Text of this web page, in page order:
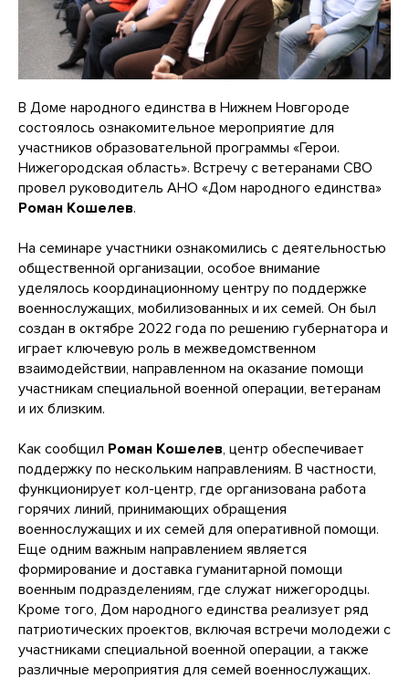
В Доме народного единства в Нижнем Новгороде
состоялось ознакомительное мероприятие для
участников образовательной программы «Герои.
Нижегородская область». Встречу с ветеранами СВО
провел руководитель АНО «Дом народного единства»
Роман Кошелев.
На семинаре участники ознакомились с деятельностью
общественной организации, особое внимание
уделялось координационному центру по поддержке
военнослужащих, мобилизованных и их семей. Он был
создан в октябре 2022 года по решению губернатора и
играет ключевую роль в межведомственном
взаимодействии, направленном на оказание помощи
участникам специальной военной операции, ветеранам
и их близким.
Как сообщил Роман Кошелев, центр обеспечивает
поддержку по нескольким направлениям. В частности,
функционирует кол-центр, где организована работа
горячих линий, принимающих обращения
военнослужащих и их семей для оперативной помощи.
Еще одним важным направлением является
формирование и доставка гуманитарной помощи
военным подразделениям, где служат нижегородцы.
Кроме того, Дом народного единства реализует ряд
патриотических проектов, включая встречи молодежи с
участниками специальной военной операции, а также
различные мероприятия для семей военнослужащих.